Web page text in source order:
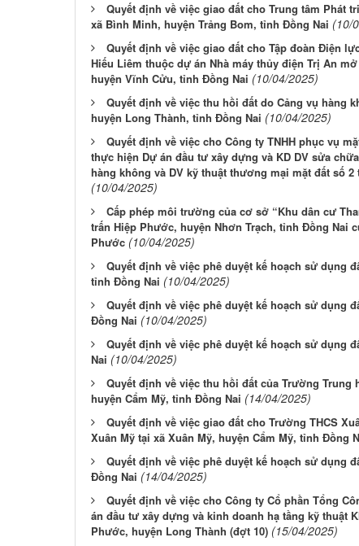
Quyết định về việc giao đất cho Trung tâm Phát
xã Bình Minh, huyện Trảng Bom, tỉnh Đồng Nai (10/
Quyết định về việc giao đất cho Tập đoàn Điện
Hiếu Liêm thuộc dự án Nhà máy thủy điện Trị An
huyện Vĩnh Cửu, tỉnh Đồng Nai (10/04/2025)
Quyết định về việc thu hồi đất do Cảng vụ hàng
huyện Long Thành, tỉnh Đồng Nai (10/04/2025)
Quyết định về việc cho Công ty TNHH phục vụ
thực hiện Dự án đầu tư xây dựng và KD DV sửa
hàng không và DV kỹ thuật thương mại mặt đất số 2
(10/04/2025)
Cấp phép môi trường của cơ sở “Khu dân cư
trấn Hiệp Phước, huyện Nhơn Trạch, tỉnh Đồng Nai
Phước (10/04/2025)
Quyết định về việc phê duyệt kế hoạch sử dụng
tỉnh Đồng Nai (10/04/2025)
Quyết định về việc phê duyệt kế hoạch sử dụng
Đồng Nai (10/04/2025)
Quyết định về việc phê duyệt kế hoạch sử dụng
Nai (10/04/2025)
Quyết định về việc thu hồi đất của Trường Trung
huyện Cẩm Mỹ, tỉnh Đồng Nai (14/04/2025)
Quyết định về việc giao đất cho Trường THCS
Xuân Mỹ tại xã Xuân Mỹ, huyện Cẩm Mỹ, tỉnh Đồng
Quyết định về việc phê duyệt kế hoạch sử dụng
Đồng Nai (14/04/2025)
Quyết định về việc cho Công ty Cổ phần Tổng
án đầu tư xây dựng và kinh doanh hạ tầng kỹ thuật
Phước, huyện Long Thành (đợt 10) (15/04/2025)